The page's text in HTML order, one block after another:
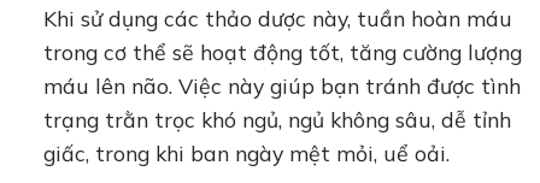
Khi sử dụng các thảo dược này, tuần hoàn máu
trong cơ thể sẽ hoạt động tốt, tăng cường lượng
máu lên não. Việc này giúp bạn tránh được tình
trạng trằn trọc khó ngủ, ngủ không sâu, dễ tỉnh
giấc, trong khi ban ngày mệt mỏi, uể oải.